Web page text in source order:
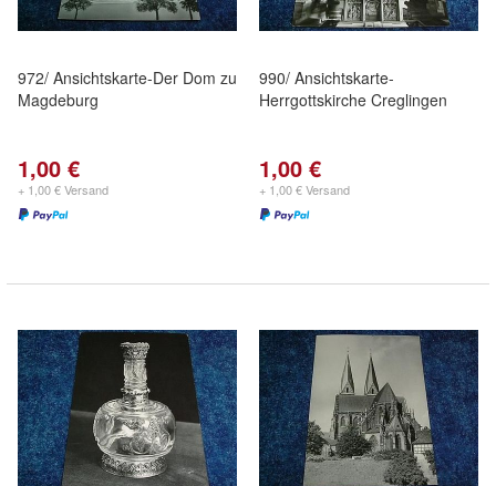
972/ Ansichtskarte-Der Dom zu
Magdeburg
1,00 €
+ 1,00 € Versand
990/ Ansichtskarte-
Herrgottskirche Creglingen
1,00 €
+ 1,00 € Versand